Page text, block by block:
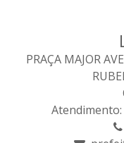
PRAÇA MAJOR
Atendimento: